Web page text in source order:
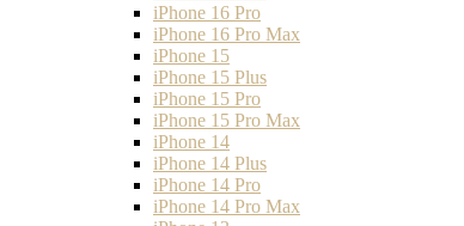
iPhone 16 Pro
iPhone 16 Pro Max
iPhone 15
iPhone 15 Plus
iPhone 15 Pro
iPhone 15 Pro Max
iPhone 14
iPhone 14 Plus
iPhone 14 Pro
iPhone 14 Pro Max